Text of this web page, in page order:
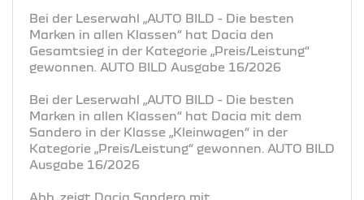
Bei der Leserwahl „AUTO BILD - Die besten
Marken in allen Klassen“ hat Dacia den
Gesamtsieg in der Kategorie „Preis/Leistung“
gewonnen. AUTO BILD Ausgabe 16/2026
Bei der Leserwahl „AUTO BILD - Die besten
Marken in allen Klassen“ hat Dacia mit dem
Sandero in der Klasse „Kleinwagen“ in der
Kategorie „Preis/Leistung“ gewonnen. AUTO BILD
Ausgabe 16/2026
Abb. zeigt Dacia Sandero mit